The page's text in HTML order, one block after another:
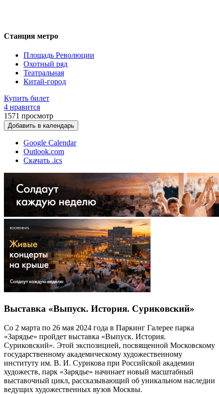
Станция метро
Площадь Революции
Охотный ряд
Театральная
Китай-город
Купить билет
4 нравится
1571 просмотр
Добавить в календарь
Google Calendar
Outlook.com
Скачать .ics
Выставка «Выпуск. История. Суриковский»
Со 2 марта по 26 мая 2024 года в Паркинг Галерее парка
«Зарядье» пройдет выставка «Выпуск. История.
Суриковский». Этой экспозицией, посвященной Московскому
государственному академическому художественному
институту им. В. И. Сурикова при Российской академии
художеств, парк «Зарядье» начинает новый масштабный
выставочный цикл, рассказывающий об уникальном наследии
ведущих художественных вузов Москвы.